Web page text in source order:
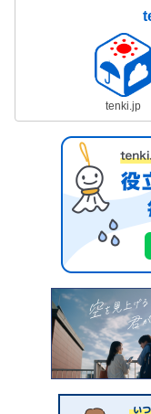
tenki.jp